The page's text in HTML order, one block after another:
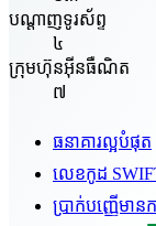
បណ្តាញទូរស័ព្ទ
៤
ក្រុមហ៊ុនអ៊ីនធឺណិត
៧
ធនាគារល្អបំផុត
លេខកូដ
ប្រាក់បញ្ញើម